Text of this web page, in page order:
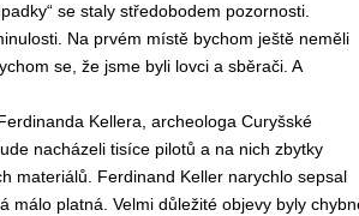
se staly středobodem pozornosti.
Na prvém místě bychom ještě neměli
se, že jsme byli lovci a sběrači. A
Kellera, archeologa Curyšské
nacházeli tisíce pilotů a na nich zbytky
materiálů. Ferdinand Keller narychlo sepsal
málo platná. Velmi důležité objevy byly